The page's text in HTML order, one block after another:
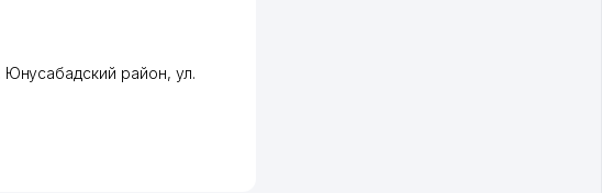
Юнусабадский район, ул.